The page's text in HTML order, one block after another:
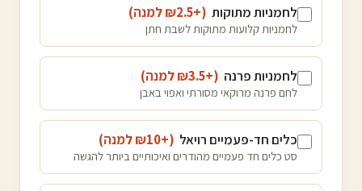
לחמניות מתוקות (+₪
2.5 למנה)
לחמניות קלועות מתוקות לשבת חתן
לחמניות פרנה (+₪
3.5 למנה)
לחם פרנה מרוקאי מסורתי ואפוי באבן
כלים חד-פעמיים רויאל (+₪
10 למנה)
סט כלים חד פעמיים מהודרים ואיכותיים ביותר להגשה